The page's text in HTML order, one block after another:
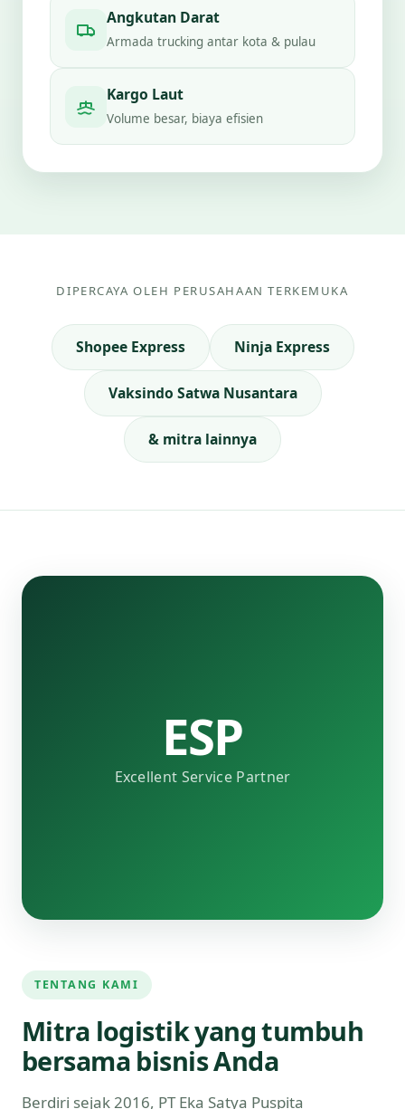
Angkutan Darat
Armada trucking antar kota & pulau
Kargo Laut
Volume besar, biaya efisien
DIPERCAYA OLEH PERUSAHAAN TERKEMUKA
Shopee Express Ninja Express
Vaksindo Satwa Nusantara
& mitra lainnya
ESP
Excellent Service Partner
TENTANG KAMI
Mitra logistik yang tumbuh
bersama bisnis Anda
Berdiri sejak 2016, PT Eka Satya Puspita